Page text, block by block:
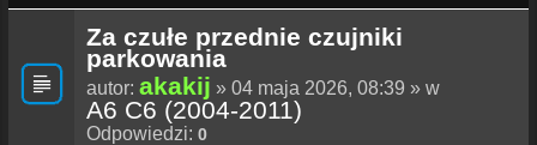
Za czułe przednie czujniki
parkowania
autor: akakij » 04 maja 2026, 08:39 » w
A6 C6 (2004-2011)
Odpowiedzi: 0